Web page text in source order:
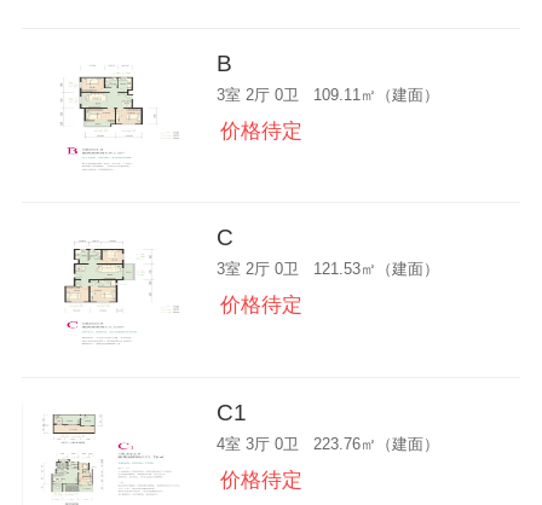
B
3室 2厅 0卫 109.11㎡（建面）
价格待定
C
3室 2厅 0卫 121.53㎡（建面）
价格待定
C1
4室 3厅 0卫 223.76㎡（建面）
价格待定